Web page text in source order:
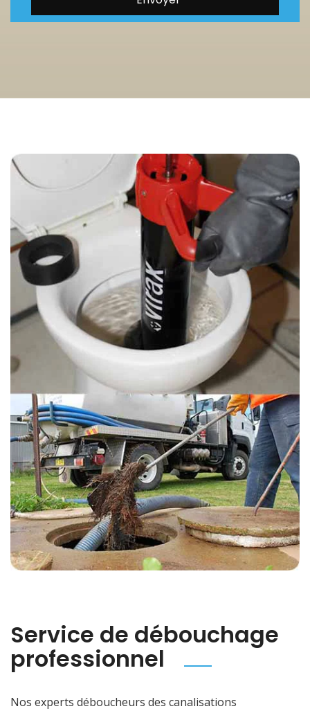
Service de débouchage
professionnel
Nos experts déboucheurs des canalisations